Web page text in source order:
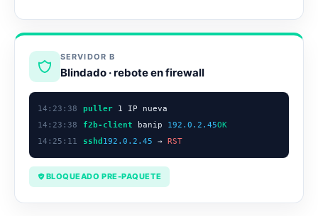
SERVIDOR B
Blindado · rebote en firewall
14:23:38 puller 1 IP nueva
14:23:38
f2b-client banip 192.0.2.45OK
14:25:11
sshd 192.0.2.45 → RST
BLOQUEADO PRE-PAQUETE